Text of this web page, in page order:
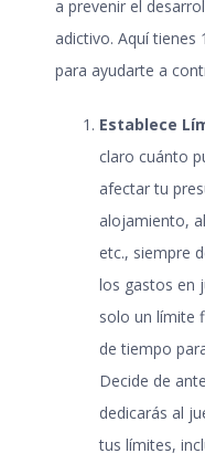
a prevenir el
adictivo. Aquí tienes
para ayudarte a
Establece
claro cuánto
afectar tu
alojamiento,
etc., siempre
los gastos en
solo un límite
de tiempo
Decide de
dedicarás al
tus límites,